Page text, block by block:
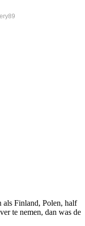
als Finland, Polen, half
te nemen, dan was de